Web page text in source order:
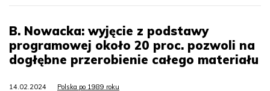
B. Nowacka: wyjęcie z podstawy
programowej około 20 proc. pozwoli na
dogłębne przerobienie całego materiału
14.02.2024 Polska po 1989 roku